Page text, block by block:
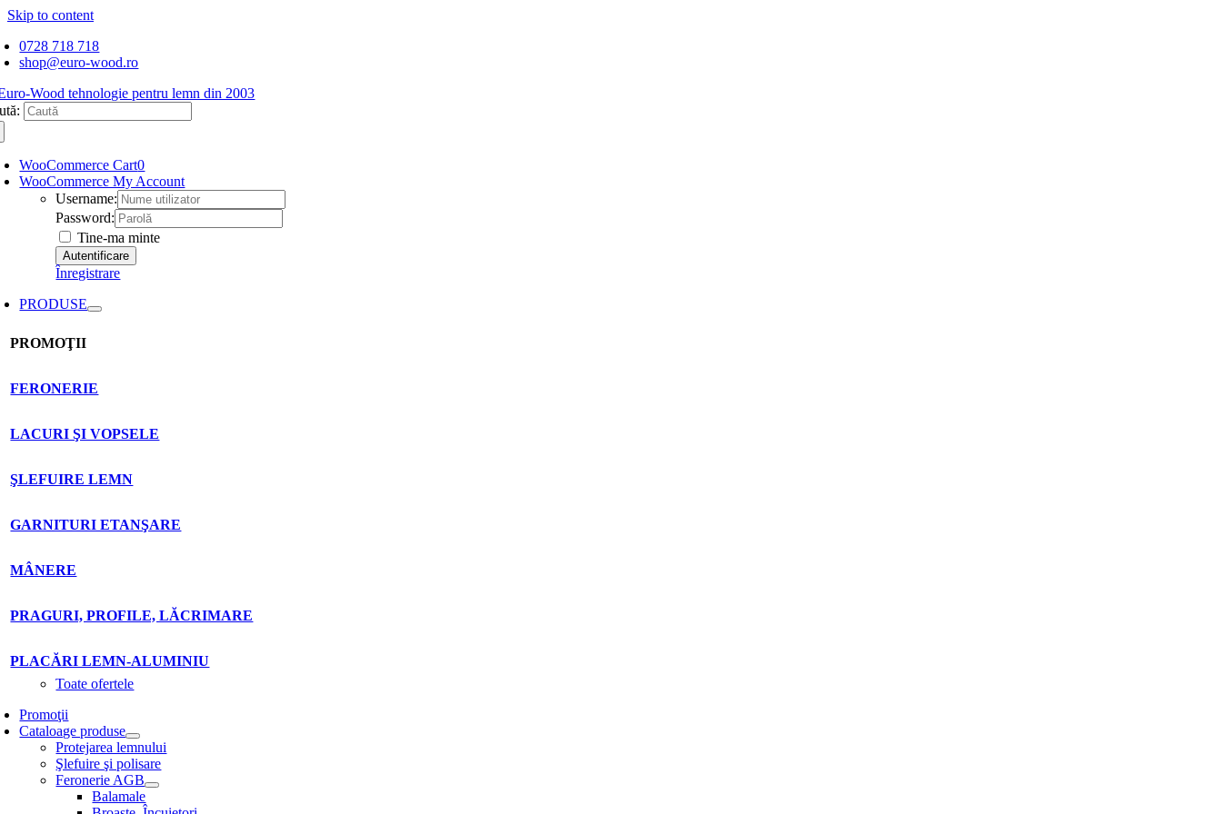
Skip to content
0728 718 718
shop@euro-wood.ro
WooCommerce Cart0
WooCommerce My Account
Username:
Password:
Tine-ma minte
Înregistrare
PRODUSE
PROMOŢII
FERONERIE
LACURI ŞI VOPSELE
ŞLEFUIRE LEMN
GARNITURI ETANŞARE
MÂNERE
PRAGURI, PROFILE, LĂCRIMARE
PLACĂRI LEMN-ALUMINIU
Toate ofertele
Promoţii
Cataloage produse
Protejarea lemnului
Şlefuire şi polisare
Feronerie AGB
Balamale